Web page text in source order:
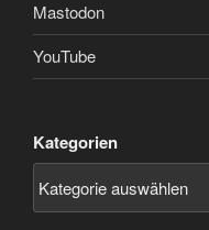
Mastodon
YouTube
Kategorien